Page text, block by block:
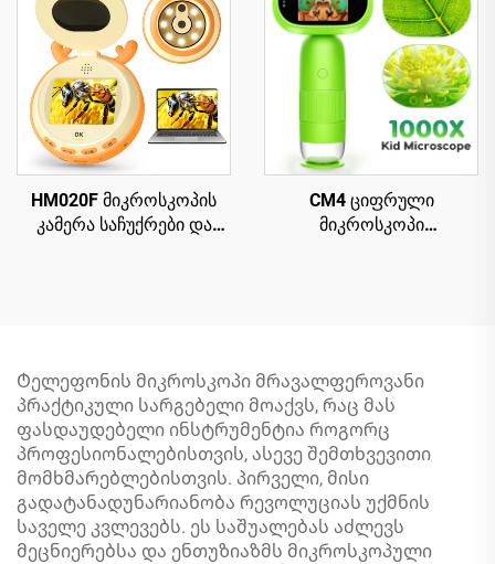
HM020F მიკროსკოპის
კამერა საჩუქრები და
ეკრანით
CM4 ციფრული
მიკროსკოპი
Ტელეფონის მიკროსკოპი მრავალფეროვანი
პრაქტიკული სარგებელი მოაქვს, რაც მას
ფასდაუდებელი ინსტრუმენტია როგორც
პროფესიონალებისთვის, ასევე შემთხვევითი
მომხმარებლებისთვის. პირველი, მისი
გადატანადუნარიანობა რევოლუციას უქმნის
საველე კვლევებს. ეს საშუალებას აძლევს
მეცნიერებსა და ენთუზიაზმს მიკროსკოპული